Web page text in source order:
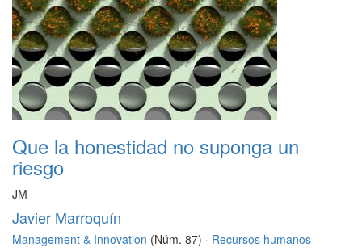
Que la honestidad no suponga un
riesgo
JM
Javier Marroquín
Management & Innovation (Núm. 87) · Recursos humanos